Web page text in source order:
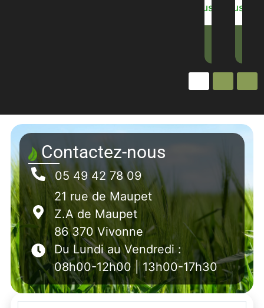
plus
plus
Contactez-nous
05 49 42 78 09
21 rue de Maupet
Z.A de Maupet
86 370 Vivonne
Du Lundi au Vendredi :
08h00-12h00 | 13h00-17h30